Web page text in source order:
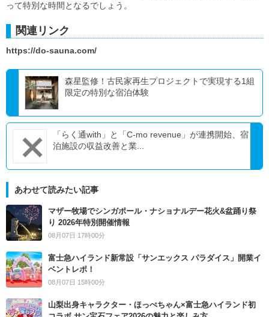
って特別な時間となるでしょう。
関連リンク
https://do-sauna.com/
森星監修！古民家再生プロジェクトで実現する1組
限定の特別な宿泊体験
「らく通with」と「C-mo revenue」が連携開始、宿
泊施設の収益改善と業...
あわせて読みたい記事
マザー牧場でシンガポール・ナショナルデー花火&盆踊り祭
り 2026年特別開催情報
08月07日 17時00分
富士急ハイランド新常設「サンエックス パラダイス」開業イ
ベントレポ！
08月07日 15時00分
山梨出身キャラクター・ほっぺちゃん×富士急ハイランド初